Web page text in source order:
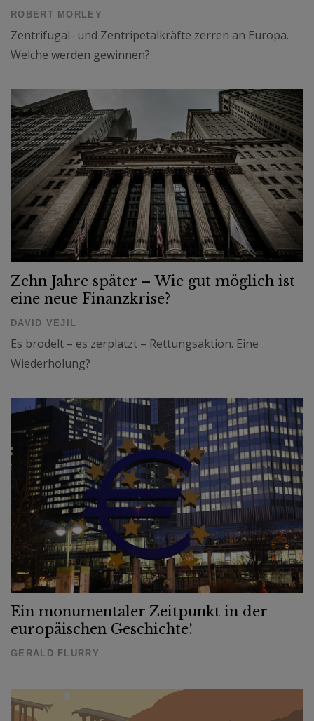
ROBERT MORLEY
Zentrifugal- und Zentripetalkräfte zerren an Europa.
Welche werden gewinnen?
Zehn Jahre später – Wie gut möglich ist
eine neue Finanzkrise?
DAVID VEJIL
Es brodelt – es zerplatzt – Rettungsaktion. Eine
Wiederholung?
Ein monumentaler Zeitpunkt in der
europäischen Geschichte!
GERALD FLURRY